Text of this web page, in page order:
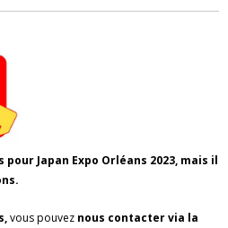
Japan Expo Orléans 2023, mais il
vous pouvez nous contacter via la